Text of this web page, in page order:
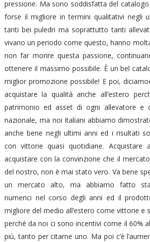
pressione. Ma sono soddisfatta del
forse il migliore in termini qualitativi negli
tanti bei puledri ma soprattutto tanti
vivano un periodo come questo, hanno
non far morire questa passione,
ottenere il massimo possibile. È un bel
miglior promozione possibile! E poi,
acquistare la qualità anche all’estero
patrimonio ed asset di ogni allevatore e
nazionale, ma noi italiani abbiamo
anche bene negli ultimi anni ed i risultati
con vittorie quasi quotidiane. Acquistare
acquistare con la convinzione che il
del nostro, non è mai stato vero. Va bene
un mercato alto, ma abbiamo fatto
numerici nel corso degli anni ed il
migliore del medio all’estero come vittorie e
perché da noi ci sono incentivi come il 60%
più, tanto per citarne uno. Ma poi c’è